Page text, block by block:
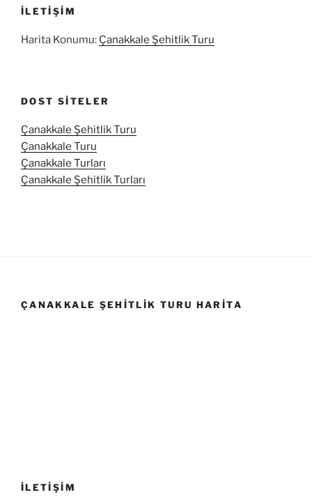
İLETIŞIM
Harita Konumu: Çanakkale Şehitlik Turu
DOST SITELER
Çanakkale Şehitlik Turu
Çanakkale Turu
Çanakkale Turları
Çanakkale Şehitlik Turları
ÇANAKKALE ŞEHITLIK TURU HARITA
İLETİŞİM